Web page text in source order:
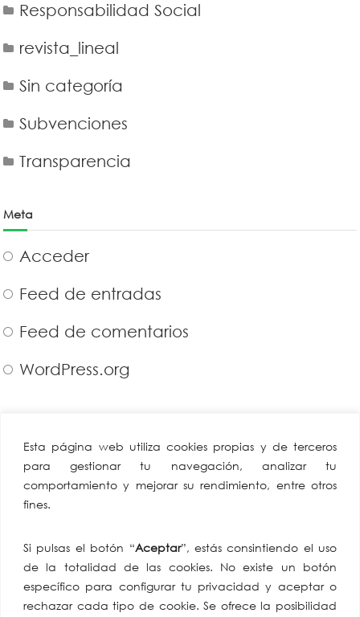
Esta página web utiliza cookies propias y de terceros
para gestionar tu navegación, analizar tu
comportamiento y mejorar su rendimiento, entre otros
fines.
Si pulsas el botón “Aceptar”, estás consintiendo el uso
de la totalidad de las cookies. No existe un botón
específico para configurar tu privacidad y aceptar o
rechazar cada tipo de cookie. Se ofrece la posibilidad
Responsabilidad Social
revista_lineal
Sin categoría
Subvenciones
Transparencia
Meta
Acceder
Feed de entradas
Feed de comentarios
WordPress.org
Confederación
Andaluza Empresarios
Alimentación y
Sevilla
tlf: +34 954 86 91 07
email:
comunicacion@caea.es